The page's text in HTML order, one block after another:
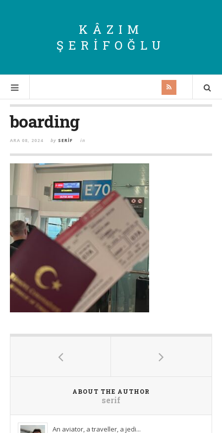
KÂZIM
ŞERIFOĞLU
boarding
ARA 08, 2024 by SERIF in
ABOUT THE AUTHOR
serif
An aviator, a traveller, a jedi...